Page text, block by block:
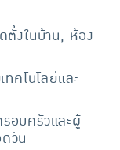
ตั้งในบ้าน, ห้อง
คโนโลยีและ
อบครัวและผู้
วัน